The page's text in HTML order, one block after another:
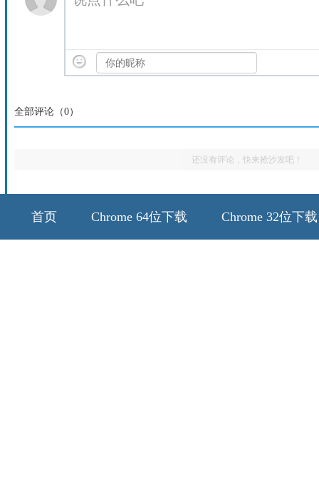
全部评论（0）
还没有评论，快来抢沙发吧！
首页 Chrome 64位下载 Chrome 32位下载